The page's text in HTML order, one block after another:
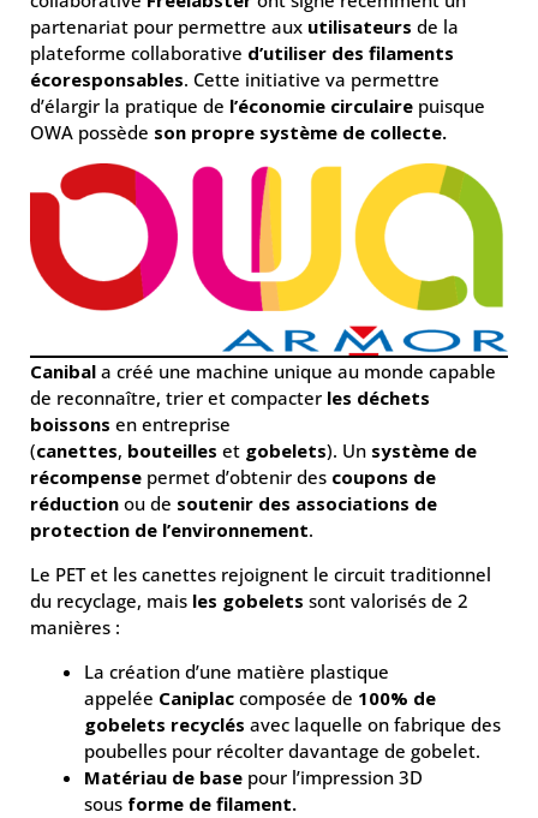
partenariat pour permettre aux utilisateurs de la
plateforme collaborative d’utiliser des filaments
écoresponsables. Cette initiative va permettre
d’élargir la pratique de l’économie circulaire puisque
OWA possède son propre système de collecte.
Canibal a créé une machine unique au monde capable
de reconnaître, trier et compacter les déchets
boissons en entreprise
(canettes, bouteilles et gobelets). Un système de
récompense permet d’obtenir des coupons de
réduction ou de soutenir des associations de
protection de l’environnement.
Le PET et les canettes rejoignent le circuit traditionnel
du recyclage, mais les gobelets sont valorisés de 2
manières :
La création d’une matière plastique
appelée Caniplac composée de 100% de
gobelets recyclés avec laquelle on fabrique des
poubelles pour récolter davantage de gobelet.
Matériau de base pour l’impression 3D
sous forme de filament.